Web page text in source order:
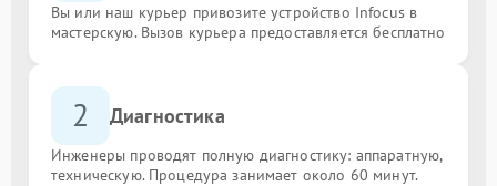
Вы или наш курьер привозите устройство Infocus в
мастерскую. Вызов курьера предоставляется бесплатно
2 Диагностика
Инженеры проводят полную диагностику: аппаратную,
техническую. Процедура занимает около 60 минут.